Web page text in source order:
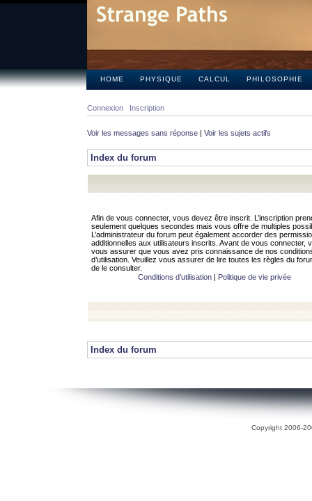
HOME PHYSIQUE CALCUL PHILOSOPHIE
Connexion Inscription
Voir les messages sans réponse | Voir les sujets actifs
Index du forum
Afin de vous connecter, vous devez être inscrit. L’inscription
seulement quelques secondes mais vous offre de multiples
L’administrateur du forum peut également accorder des
additionnelles aux utilisateurs inscrits. Avant de vous connecter,
vous assurer que vous avez pris connaissance de nos
d’utilisation. Veuillez vous assurer de lire toutes les règles du
de le consulter.
Conditions d’utilisation| Politique de vie privée
Index du forum
Copyright 2006-